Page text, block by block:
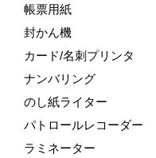
帳票用紙
封かん機
カード/名刺プリンタ
ナンバリング
のし紙ライター
パトロールレコーダー
ラミネーター